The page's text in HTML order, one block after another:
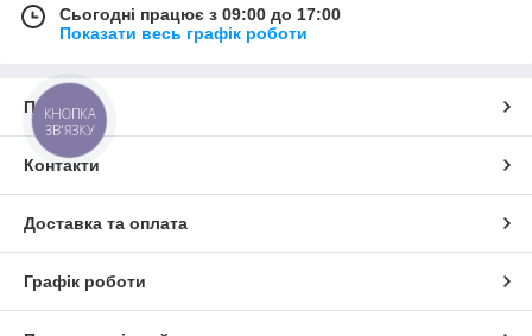
Сьогодні працює з 09:00 до 17:00
Показати весь графік роботи
Про нас
Контакти
Доставка та оплата
Графік роботи
КНОПКА
ЗВ'ЯЗКУ